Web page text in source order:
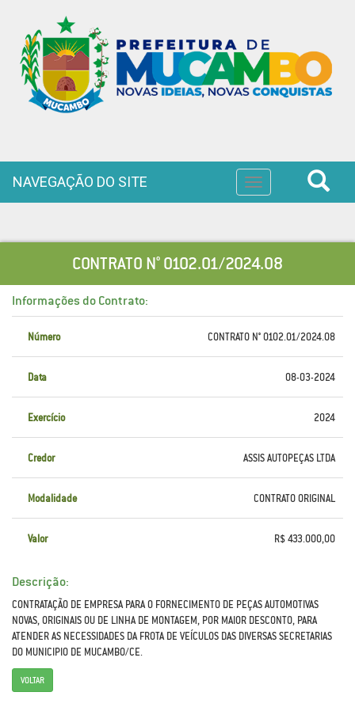
Toggle
navigation
NAVEGAÇÃO DO SITE
CONTRATO N° 0102.01/2024.08
Informações do Contrato:
Número CONTRATO N° 0102.01/2024.08
Data 08-03-2024
Exercício 2024
Credor ASSIS AUTOPEÇAS LTDA
Modalidade CONTRATO ORIGINAL
Valor R$ 433.000,00
Descrição:
CONTRATAÇÃO DE EMPRESA PARA O FORNECIMENTO DE PEÇAS AUTOMOTIVAS
NOVAS, ORIGINAIS OU DE LINHA DE MONTAGEM, POR MAIOR DESCONTO, PARA
ATENDER AS NECESSIDADES DA FROTA DE VEÍCULOS DAS DIVERSAS SECRETARIAS
DO MUNICIPIO DE MUCAMBO/CE.
VOLTAR